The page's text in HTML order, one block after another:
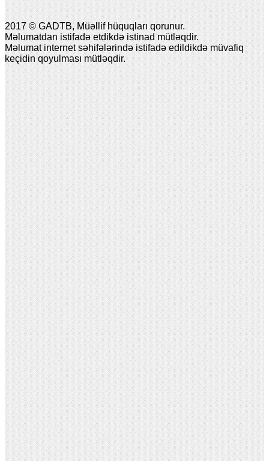
2017 © GADTB, Müəllif hüquqları qorunur.
Məlumatdan istifadə etdikdə istinad mütləqdir.
Məlumat internet səhifələrində istifadə edildikdə müvafiq
keçidin qoyulması mütləqdir.